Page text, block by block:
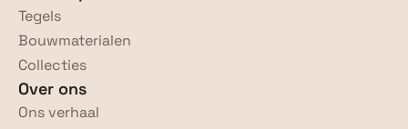
Tegels
Bouwmaterialen
Collecties
Over ons
Ons verhaal